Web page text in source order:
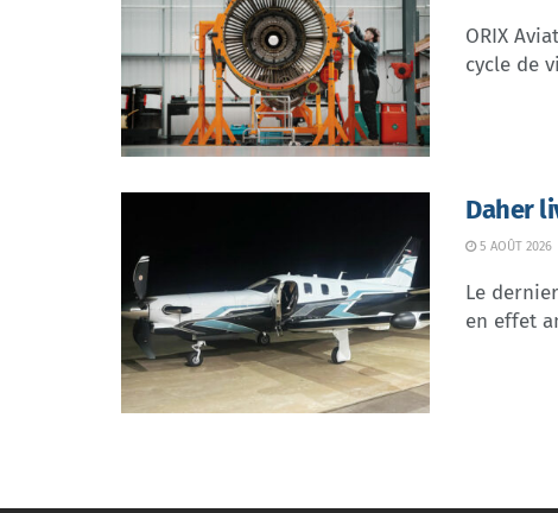
ORIX
cycle de
Daher
5 AOÛT 2026
Le
en effet